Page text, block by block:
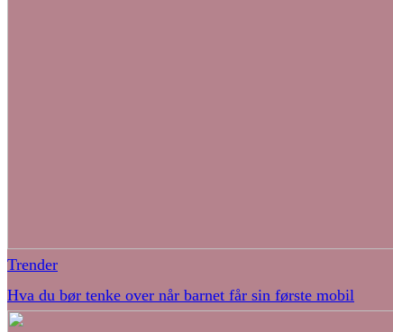
Trender
Hva du bør tenke over når barnet får sin første mobil